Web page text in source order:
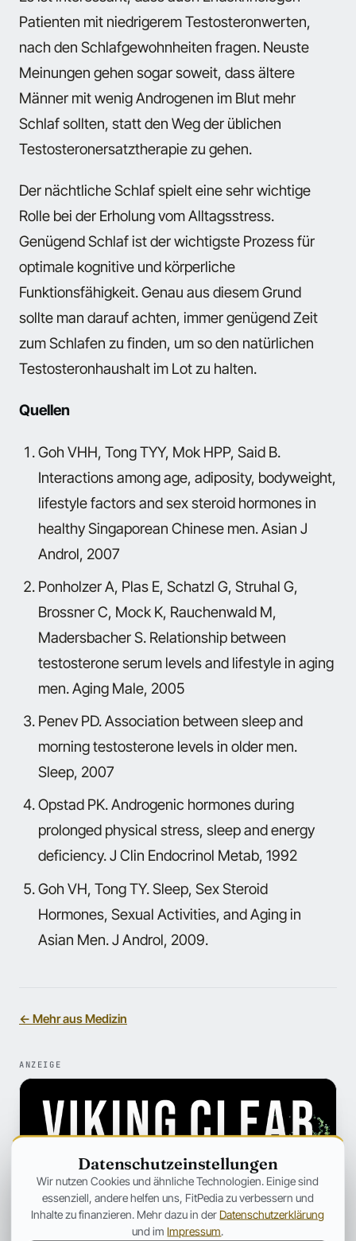
Patienten mit niedrigerem Testosteronwerten,
nach den Schlafgewohnheiten fragen. Neuste
Meinungen gehen sogar soweit, dass ältere
Männer mit wenig Androgenen im Blut mehr
Schlaf sollten, statt den Weg der üblichen
Testosteronersatztherapie zu gehen.
Der nächtliche Schlaf spielt eine sehr wichtige
Rolle bei der Erholung vom Alltagsstress.
Genügend Schlaf ist der wichtigste Prozess für
optimale kognitive und körperliche
Funktionsfähigkeit. Genau aus diesem Grund
sollte man darauf achten, immer genügend Zeit
zum Schlafen zu finden, um so den natürlichen
Testosteronhaushalt im Lot zu halten.
Quellen
Goh VHH, Tong TYY, Mok HPP, Said B.
Interactions among age, adiposity, bodyweight,
lifestyle factors and sex steroid hormones in
healthy Singaporean Chinese men.Asian J
Androl, 2007
Ponholzer A, Plas E, Schatzl G, Struhal G,
Brossner C, Mock K, Rauchenwald M,
Madersbacher S. Relationship between
testosterone serum levels and lifestyle in aging
men. Aging Male, 2005
Penev PD. Association between sleep and
morning testosterone levels in older men.
Sleep, 2007
Opstad PK. Androgenic hormones during
prolonged physical stress, sleep and energy
deficiency.J Clin Endocrinol Metab, 1992
Goh VH, Tong TY. Sleep, Sex Steroid
Hormones, Sexual Activities, and Aging in
Asian Men.J Androl, 2009.
← Mehr aus Medizin
ANZEIGE
Datenschutzeinstellungen
Wir nutzen Cookies und ähnliche Technologien. Einige sind
essenziell, andere helfen uns, FitPedia zu verbessern und
Inhalte zu finanzieren. Mehr dazu in der Datenschutzerklärung
und im Impressum.